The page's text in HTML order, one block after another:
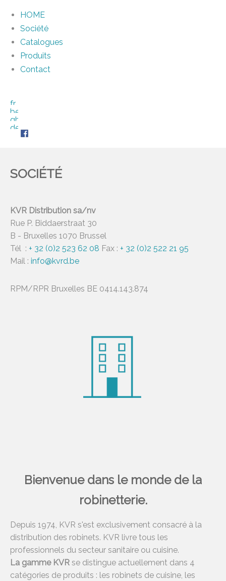
HOME
Société
Catalogues
Produits
Contact
SOCIÉTÉ
KVR Distribution sa/nv
Rue P. Biddaerstraat 30
B - Bruxelles 1070 Brussel
Tél : + 32 (0)2 523 62 08 Fax : + 32 (0)2 522 21 95
Mail : info@kvrd.be
RPM/RPR Bruxelles BE 0414.143.874
Bienvenue dans le monde de la
robinetterie.
Depuis 1974, KVR s'est exclusivement consacré à la
distribution des robinets. KVR livre tous les
professionnels du secteur sanitaire ou cuisine.
La gamme KVR se distingue actuellement dans 4
catégories de produits : les robinets de cuisine, les